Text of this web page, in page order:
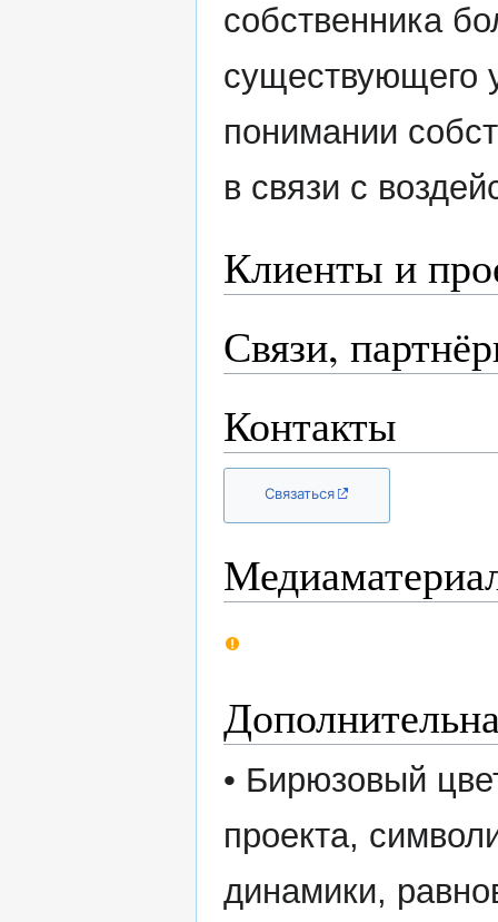
собственника
существующего
понимании
в связи с
Клиенты и
Связи,
Контакты
Связаться
• Бирюзовый
проекта,
динамики,